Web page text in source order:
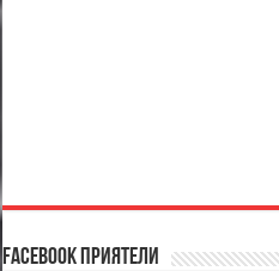
Facebook Приятели